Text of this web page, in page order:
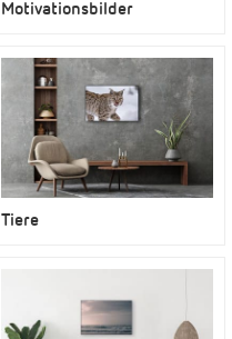
Motivationsbilder
Tiere